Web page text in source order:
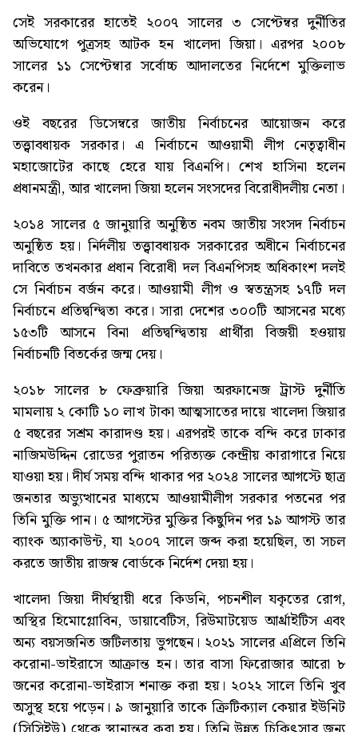
সেই সরকারের হাতেই ২০০৭ সালের ৩ সেপ্টেম্বর দুর্নীতির
অভিযোগে পুত্রসহ আটক হন খালেদা জিয়া। এরপর ২০০৮
সালের ১১ সেপ্টেম্বার সর্বোচ্চ আদালতের নির্দেশে মুক্তিলাভ
করেন।
ওই বছরের ডিসেম্বরে জাতীয় নির্বাচনের আয়োজন করে
তত্ত্বাবধায়ক সরকার। এ নির্বাচনে আওয়ামী লীগ নেতৃত্বাধীন
মহাজোটের কাছে হেরে যায় বিএনপি। শেখ হাসিনা হলেন
প্রধানমন্ত্রী, আর খালেদা জিয়া হলেন সংসদের বিরোধীদলীয় নেতা।
২০১৪ সালের ৫ জানুয়ারি অনুষ্ঠিত নবম জাতীয় সংসদ নির্বাচন
অনুষ্ঠিত হয়। নির্দলীয় তত্ত্বাবধায়ক সরকারের অধীনে নির্বাচনের
দাবিতে তখনকার প্রধান বিরোধী দল বিএনপিসহ অধিকাংশ দলই
সে নির্বাচন বর্জন করে। আওয়ামী লীগ ও স্বতন্ত্রসহ ১৭টি দল
নির্বাচনে প্রতিদ্বন্দ্বিতা করে। সারা দেশের ৩০০টি আসনের মধ্যে
১৫৩টি আসনে বিনা প্রতিদ্বন্দ্বিতায় প্রার্থীরা বিজয়ী হওয়ায়
নির্বাচনটি বিতর্কের জন্ম দেয়।
২০১৮ সালের ৮ ফেব্রুয়ারি জিয়া অরফানেজ ট্রাস্ট দুর্নীতি
মামলায় ২ কোটি ১০ লাখ টাকা আত্মসাতের দায়ে খালেদা জিয়ার
৫ বছরের সশ্রম কারাদণ্ড হয়। এরপরই তাকে বন্দি করে ঢাকার
নাজিমউদ্দিন রোডের পুরাতন পরিত্যক্ত কেন্দ্রীয় কারাগারে নিয়ে
যাওয়া হয়। দীর্ঘ সময় বন্দি থাকার পর ২০২৪ সালের আগস্টে ছাত্র
জনতার অভ্যুত্থানের মাধ্যমে আওয়ামীলীগ সরকার পতনের পর
তিনি মুক্তি পান। ৫ আগস্টের মুক্তির কিছুদিন পর ১৯ আগস্ট তার
ব্যাংক অ্যাকাউন্ট, যা ২০০৭ সালে জব্দ করা হয়েছিল, তা সচল
করতে জাতীয় রাজস্ব বোর্ডকে নির্দেশ দেয়া হয়।
খালেদা জিয়া দীর্ঘস্থায়ী ধরে কিডনি, পচনশীল যকৃতের রোগ,
অস্থির হিমোগ্লোবিন, ডায়াবেটিস, রিউমাটয়েড আর্থ্রাইটিস এবং
অন্য বয়সজনিত জটিলতায় ভুগছেন। ২০২১ সালের এপ্রিলে তিনি
করোনা-ভাইরাসে আক্রান্ত হন। তার বাসা ফিরোজার আরো ৮
জনের করোনা-ভাইরাস শনাক্ত করা হয়। ২০২২ সালে তিনি খুব
অসুস্থ হয়ে পড়েন। ৯ জানুয়ারি তাকে ক্রিটিক্যাল কেয়ার ইউনিট